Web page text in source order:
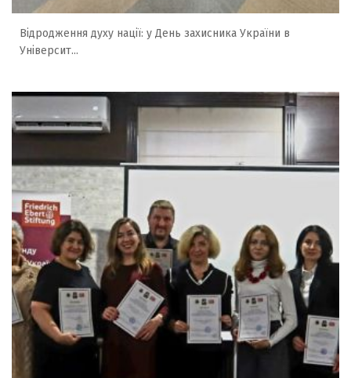
Відродження духу нації: у День захисника України в
Університ...